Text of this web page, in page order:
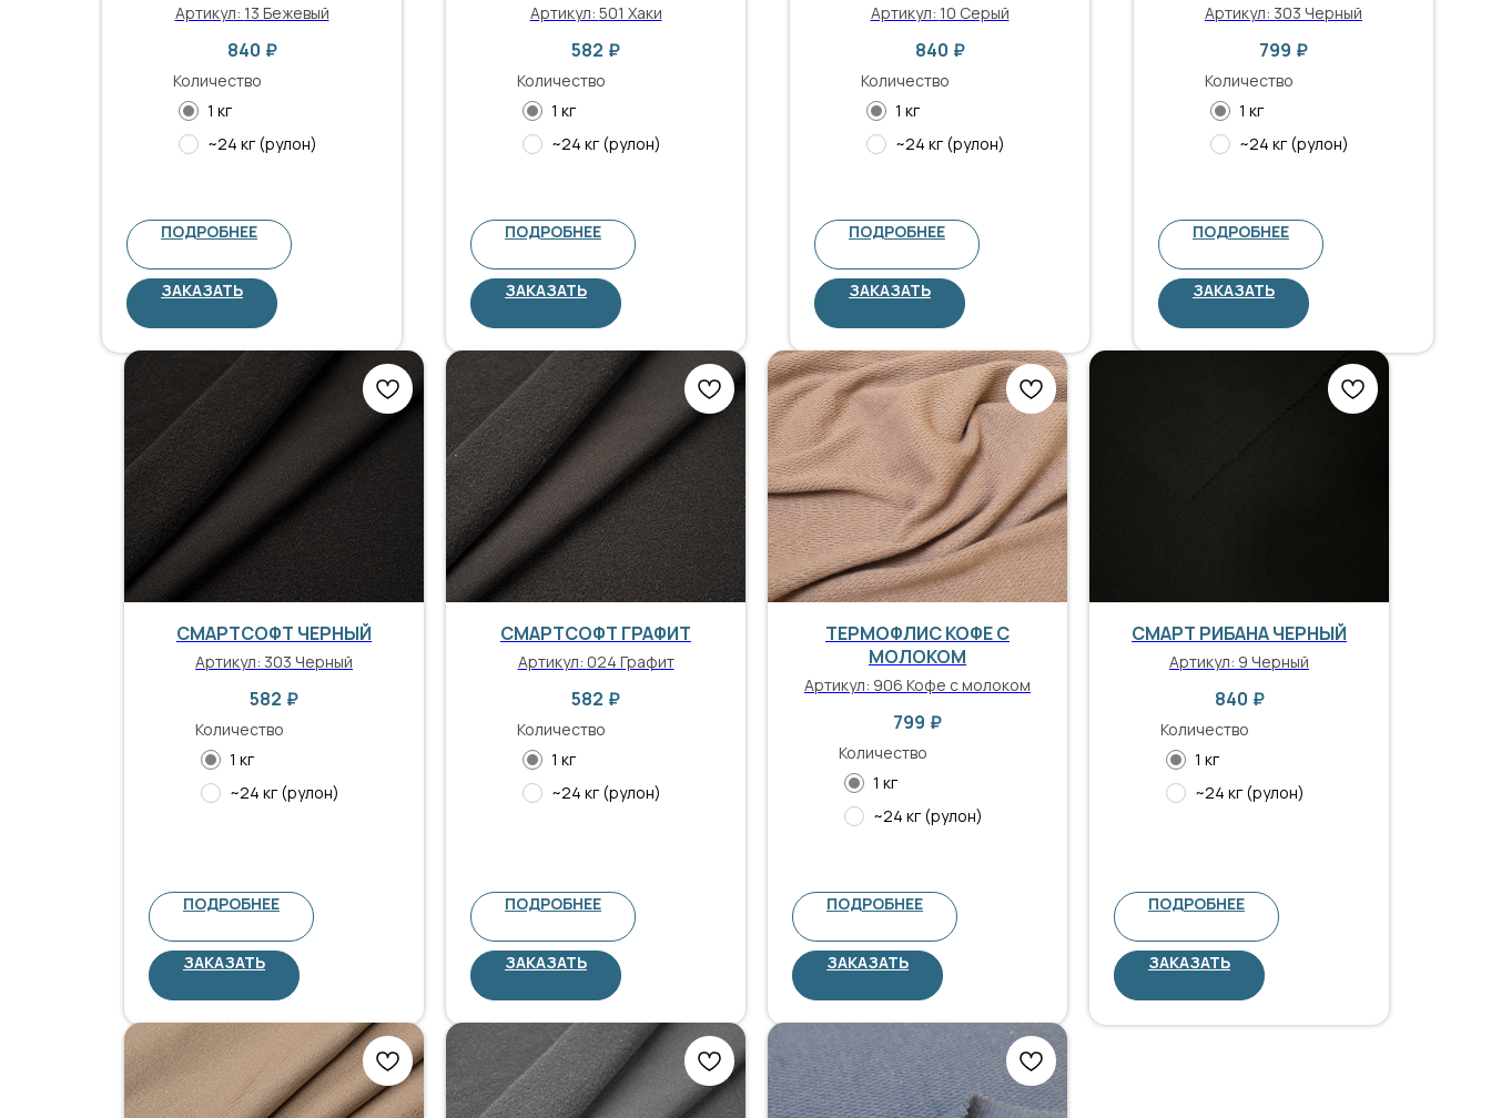
Артикул: 13 Бежевый
840 ₽
Количество
1 кг
~24 кг (рулон)
ПОДРОБНЕЕ
ЗАКАЗАТЬ
Артикул: 501 Хаки
582 ₽
Количество
1 кг
~24 кг (рулон)
ПОДРОБНЕЕ
ЗАКАЗАТЬ
Артикул: 10 Серый
840 ₽
Количество
1 кг
~24 кг (рулон)
ПОДРОБНЕЕ
ЗАКАЗАТЬ
Артикул: 303 Черный
799 ₽
Количество
1 кг
~24 кг (рулон)
ПОДРОБНЕЕ
ЗАКАЗАТЬ
СМАРТСОФТ ЧЕРНЫЙ
Артикул: 303 Черный
582 ₽
Количество
1 кг
~24 кг (рулон)
ПОДРОБНЕЕ
ЗАКАЗАТЬ
СМАРТСОФТ ГРАФИТ
Артикул: 024 Графит
582 ₽
Количество
1 кг
~24 кг (рулон)
ПОДРОБНЕЕ
ЗАКАЗАТЬ
ТЕРМОФЛИС КОФЕ С
МОЛОКОМ
Артикул: 906 Кофе с молоком
799 ₽
Количество
1 кг
~24 кг (рулон)
ПОДРОБНЕЕ
ЗАКАЗАТЬ
СМАРТ РИБАНА ЧЕРНЫЙ
Артикул: 9 Черный
840 ₽
Количество
1 кг
~24 кг (рулон)
ПОДРОБНЕЕ
ЗАКАЗАТЬ